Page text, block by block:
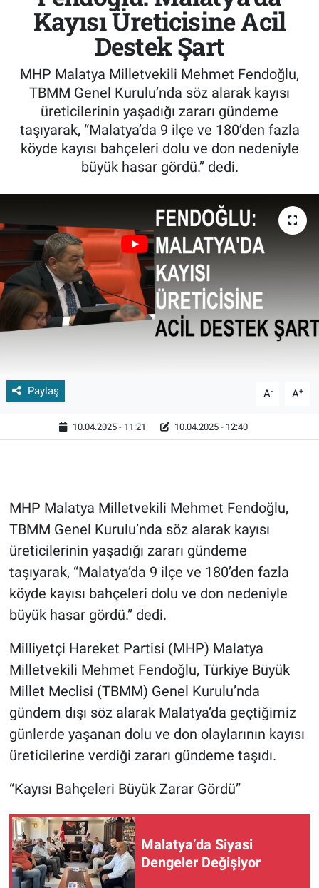
Kayısı Üreticisine Acil
Destek Şart
MHP Malatya Milletvekili Mehmet Fendoğlu,
TBMM Genel Kurulu’nda söz alarak kayısı
üreticilerinin yaşadığı zararı gündeme
taşıyarak, “Malatya’da 9 ilçe ve 180’den fazla
köyde kayısı bahçeleri dolu ve don nedeniyle
büyük hasar gördü.” dedi.
Paylaş A- A+
10.04.2025 - 11:21 10.04.2025 - 12:40
MHP Malatya Milletvekili Mehmet Fendoğlu,
TBMM Genel Kurulu’nda söz alarak kayısı
üreticilerinin yaşadığı zararı gündeme
taşıyarak, “Malatya’da 9 ilçe ve 180’den fazla
köyde kayısı bahçeleri dolu ve don nedeniyle
büyük hasar gördü.” dedi.
Milliyetçi Hareket Partisi (MHP) Malatya
Milletvekili Mehmet Fendoğlu, Türkiye Büyük
Millet Meclisi (TBMM) Genel Kurulu’nda
gündem dışı söz alarak Malatya’da geçtiğimiz
günlerde yaşanan dolu ve don olaylarının kayısı
üreticilerine verdiği zararı gündeme taşıdı.
“Kayısı Bahçeleri Büyük Zarar Gördü”
Malatya’da Siyasi
Dengeler Değişiyor